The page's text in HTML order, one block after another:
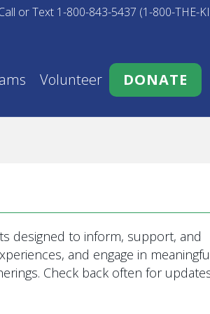
or Text 1-800-843-5437 (1-800-THE-
Volunteer DONATE
designed to inform, support, and
and engage in
Check back often for